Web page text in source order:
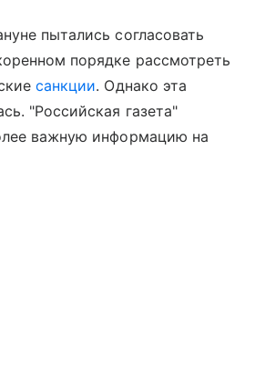
пытались согласовать
порядке рассмотреть
санкции. Однако эта
"Российская газета"
важную информацию на